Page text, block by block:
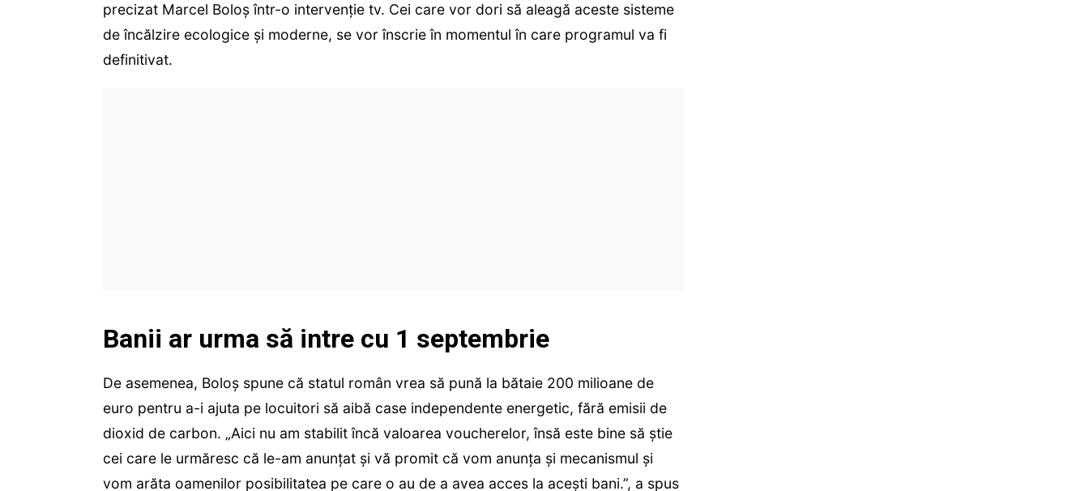
precizat Marcel Boloș într-o intervenție tv. Cei care vor dori să aleagă aceste sisteme
de încălzire ecologice și moderne, se vor înscrie în momentul în care programul va fi
definitivat.
Banii ar urma să intre cu 1 septembrie
De asemenea, Boloș spune că statul român vrea să pună la bătaie 200 milioane de
euro pentru a-i ajuta pe locuitori să aibă case independente energetic, fără emisii de
dioxid de carbon. „Aici nu am stabilit încă valoarea voucherelor, însă este bine să știe
cei care le urmăresc că le-am anunțat și vă promit că vom anunța și mecanismul și
vom arăta oamenilor posibilitatea pe care o au de a avea acces la acești bani.”, a spus